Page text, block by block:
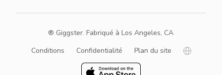
® Giggster. Fabriqué à Los Angeles, CA
Conditions
Confidentialité Plan du site